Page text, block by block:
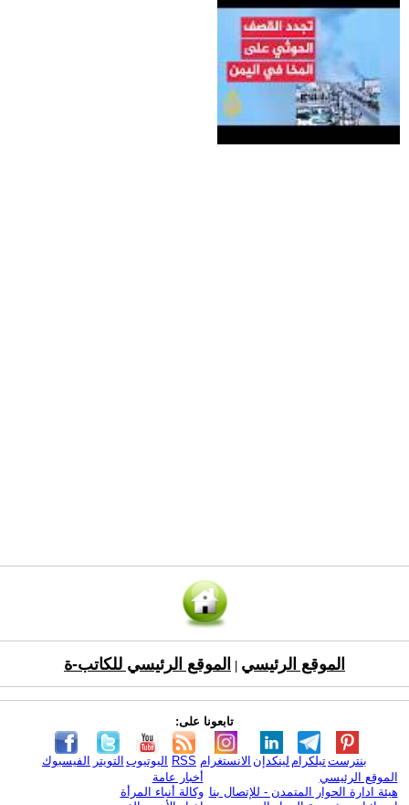
الموقع الرئيسي الموقع الرئيسي للكاتب-ة
تابعونا على:
الفيسبوك التويتر اليوتيوب RSS الانستغرام لينكدإن تيلكرامبنترست
الموقع الرئيسي
هيئة ادارة الحوار المتمدن - للإتصال بنا
أخبار عامة
وكالة أنباء المرأة